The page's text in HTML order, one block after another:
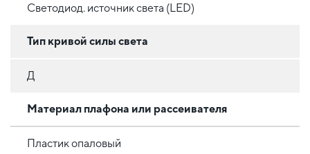
Светодиод. источник света (LED)
Тип кривой силы света
Д
Материал плафона или рассеивателя
Пластик опаловый